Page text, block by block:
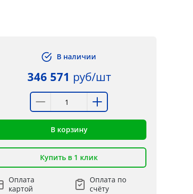
В наличии
346 571 руб/шт
В корзину
Купить в 1 клик
Оплата
картой
Оплата по
счёту